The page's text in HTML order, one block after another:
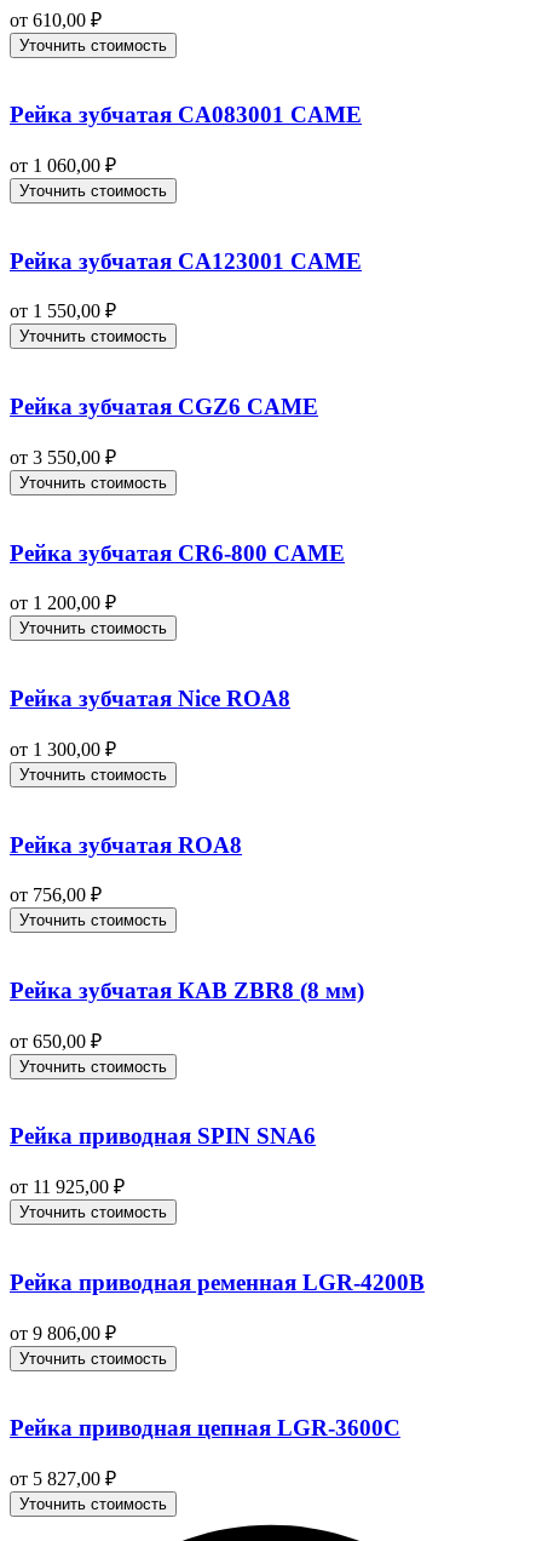
от 610,00 ₽
Уточнить стоимость
Рейка зубчатая CA083001 CAME
от 1 060,00 ₽
Уточнить стоимость
Рейка зубчатая CA123001 CAME
от 1 550,00 ₽
Уточнить стоимость
Рейка зубчатая CGZ6 CAME
от 3 550,00 ₽
Уточнить стоимость
Рейка зубчатая CR6-800 CAME
от 1 200,00 ₽
Уточнить стоимость
Рейка зубчатая Nice ROA8
от 1 300,00 ₽
Уточнить стоимость
Рейка зубчатая ROA8
от 756,00 ₽
Уточнить стоимость
Рейка зубчатая КАВ ZBR8 (8 мм)
от 650,00 ₽
Уточнить стоимость
Рейка приводная SPIN SNA6
от 11 925,00 ₽
Уточнить стоимость
Рейка приводная ременная LGR-4200B
от 9 806,00 ₽
Уточнить стоимость
Рейка приводная цепная LGR-3600C
от 5 827,00 ₽
Уточнить стоимость